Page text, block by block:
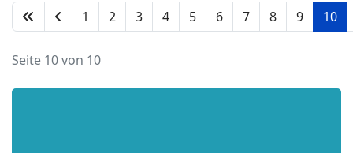
1 2 3 4 5 6 7 8 9 10
Seite 10 von 10